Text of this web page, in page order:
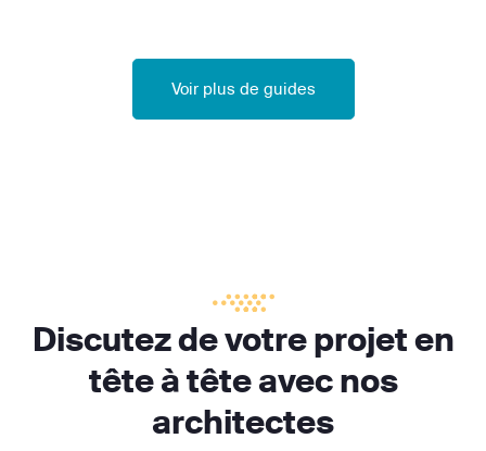
Voir plus de guides
Discutez de votre projet en
tête à tête avec nos
architectes